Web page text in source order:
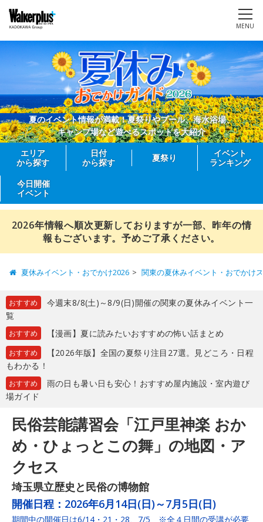
MENU
夏のイベント情報が満載！夏祭りやプール、海水浴場、
キャンプ場など遊べるスポットを大紹介
エリア
から探す
日付
から探す
夏祭り
イベント
ランキング
今日開催
イベント
2026年情報へ順次更新しておりますが一部、昨年の情
報もございます。予めご了承ください。
夏休みイベント・おでかけ2026 関東の夏休みイベント・おでかけ
おすすめ
今週末8/8(土)～8/9(日)開催の関東の夏休みイベント一
覧
おすすめ 【漫画】夏に読みたいおすすめの怖い話まとめ
おすすめ
【2026年版】全国の夏祭り注目27選。見どころ・日程
もわかる！
おすすめ
雨の日も暑い日も安心！おすすめ屋内施設・室内遊び
場ガイド
民俗芸能講習会「江戸里神楽 おか
め・ひょっとこの舞」の地図・ア
クセス
埼玉県立歴史と民俗の博物館
開催日程： 2026年6月14日(日)～7月5日(日)
期間中の開催日は6/14・21・28、7/5 ※全４日間の受講が必要